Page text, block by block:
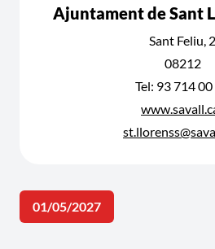
Ajuntament de Sant
Sant Feliu, 2
08212
Tel: 93 714
01/05/2027